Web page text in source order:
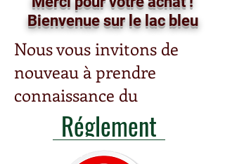
Bienvenue sur le lac bleu
Nous vous invitons de
nouveau à prendre
connaissance du
Réglement